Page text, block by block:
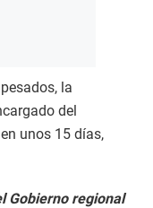
la
del
unos 15 días,
Gobierno regional